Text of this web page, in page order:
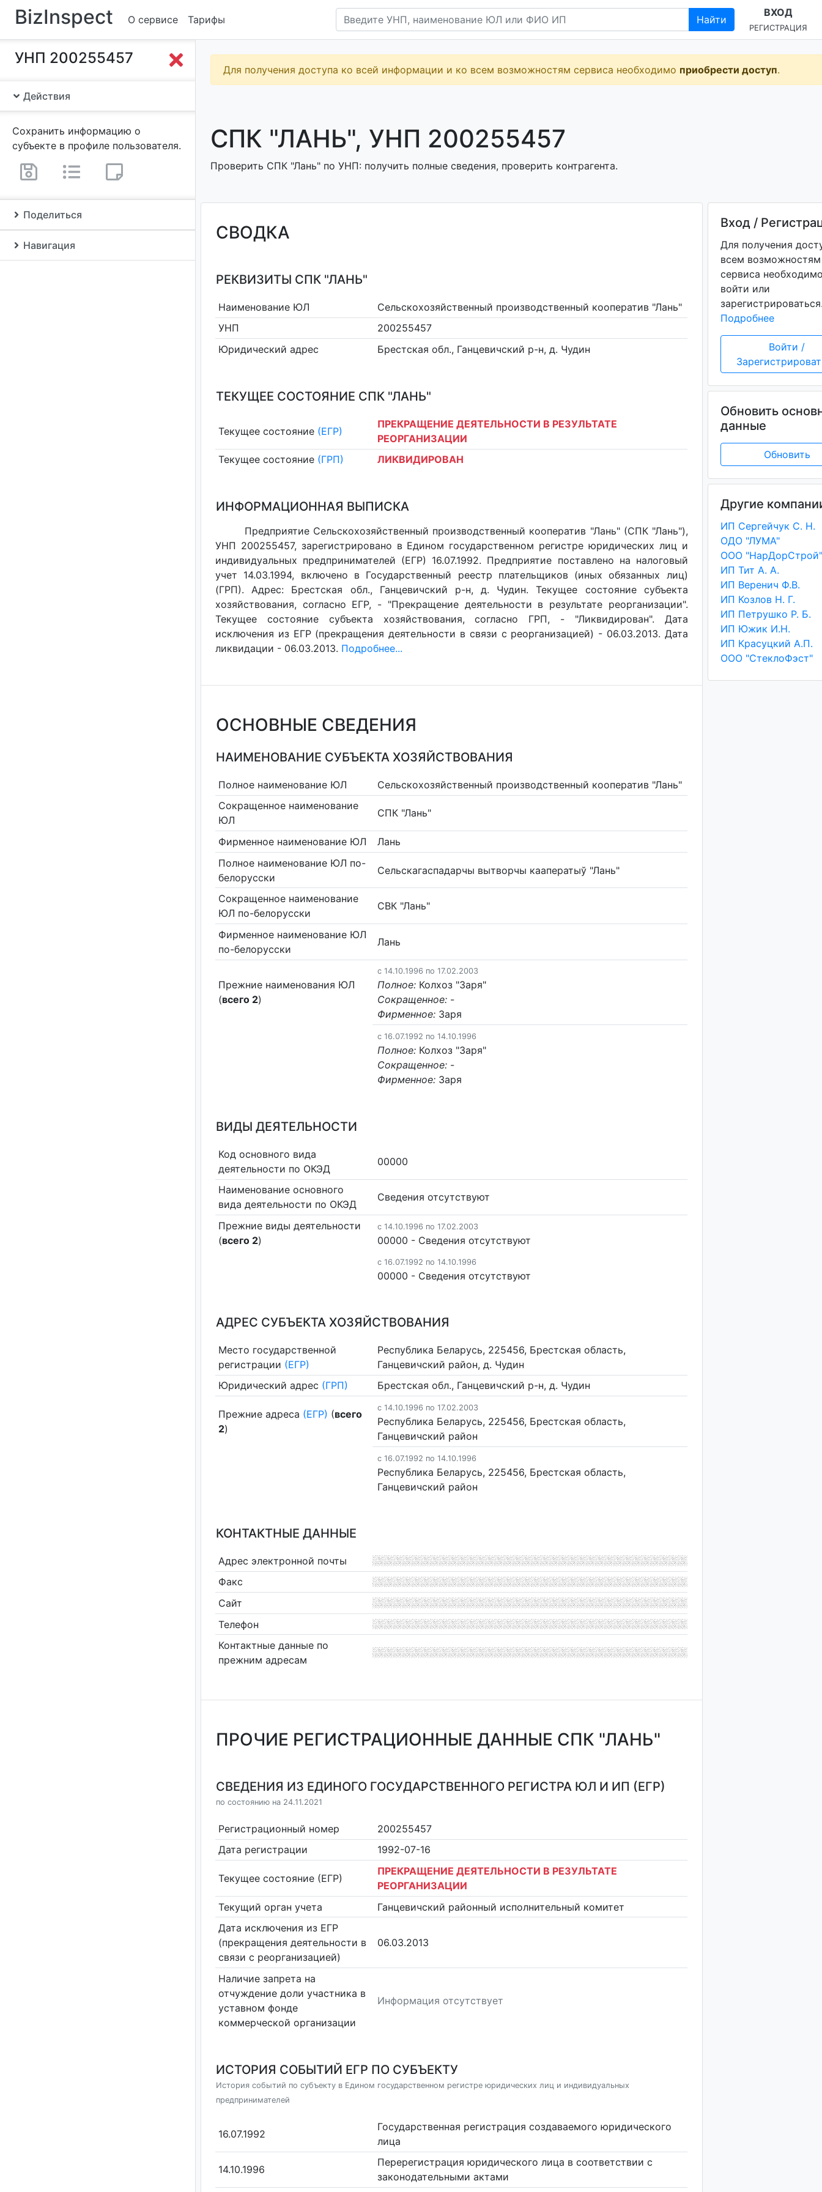
BizInspect О сервисе Тарифы Найти
ВХОД
РЕГИСТРАЦИЯ
УНП 200255457
Действия
Сохранить информацию о
субъекте в профиле пользователя.
Поделиться
Навигация
Для получения доступа ко всей информации и ко всем возможностям сервиса необходимо приобрести доступ.
СПК "ЛАНЬ", УНП 200255457
Проверить СПК "Лань" по УНП: получить полные сведения, проверить контрагента.
СВОДКА
РЕКВИЗИТЫ СПК "ЛАНЬ"
Наименование ЮЛ
Сельскохозяйственный производственный кооператив "Лань"
УНП
200255457
Юридический адрес
Брестская обл., Ганцевичский р-н, д. Чудин
ТЕКУЩЕЕ СОСТОЯНИЕ СПК "ЛАНЬ"
Текущее состояние (ЕГР)
ПРЕКРАЩЕНИЕ ДЕЯТЕЛЬНОСТИ В РЕЗУЛЬТАТЕ
РЕОРГАНИЗАЦИИ
Текущее состояние (ГРП) ЛИКВИДИРОВАН
ИНФОРМАЦИОННАЯ ВЫПИСКА
Предприятие Сельскохозяйственный производственный кооператив "Лань" (СПК "Лань"),
УНП 200255457, зарегистрировано в Едином государственном регистре юридических лиц и
индивидуальных предпринимателей (ЕГР) 16.07.1992. Предприятие поставлено на налоговый
учет 14.03.1994, включено в Государственный реестр плательщиков (иных обязанных лиц)
(ГРП). Адрес: Брестская обл., Ганцевичский р-н, д. Чудин. Текущее состояние субъекта
хозяйствования, согласно ЕГР, - "Прекращение деятельности в результате реорганизации".
Текущее состояние субъекта хозяйствования, согласно ГРП, - "Ликвидирован". Дата
исключения из ЕГР (прекращения деятельности в связи с реорганизацией) - 06.03.2013. Дата
ликвидации - 06.03.2013. Подробнее...
ОСНОВНЫЕ СВЕДЕНИЯ
НАИМЕНОВАНИЕ СУБЪЕКТА ХОЗЯЙСТВОВАНИЯ
Полное наименование ЮЛ
Сельскохозяйственный производственный кооператив "Лань"
Сокращенное наименование
ЮЛ
СПК "Лань"
Фирменное наименование ЮЛ
Лань
Полное наименование ЮЛ по-
белорусски
Сельскагаспадарчы вытворчы кааператыў "Лань"
Сокращенное наименование
ЮЛ по-белорусски
СВК "Лань"
Фирменное наименование ЮЛ
по-белорусски
Лань
Прежние наименования ЮЛ
(всего 2)
c 14.10.1996 по 17.02.2003
Полное: Колхоз "Заря"
Сокращенное: -
Фирменное: Заря
c 16.07.1992 по 14.10.1996
Полное: Колхоз "Заря"
Сокращенное: -
Фирменное: Заря
ВИДЫ ДЕЯТЕЛЬНОСТИ
Код основного вида
деятельности по ОКЭД
00000
Наименование основного
вида деятельности по ОКЭД
Cведения отсутствуют
Прежние виды деятельности
(всего 2)
c 14.10.1996 по 17.02.2003
00000 - Cведения отсутствуют
c 16.07.1992 по 14.10.1996
00000 - Cведения отсутствуют
АДРЕС СУБЪЕКТА ХОЗЯЙСТВОВАНИЯ
Место государственной
регистрации (ЕГР)
Республика Беларусь, 225456, Брестская область,
Ганцевичский район, д. Чудин
Юридический адрес (ГРП) Брестская обл., Ганцевичский р-н, д. Чудин
Прежние адреса (ЕГР) (всего
2)
c 14.10.1996 по 17.02.2003
Республика Беларусь, 225456, Брестская область,
Ганцевичский район
c 16.07.1992 по 14.10.1996
Республика Беларусь, 225456, Брестская область,
Ганцевичский район
КОНТАКТНЫЕ ДАННЫЕ
Адрес электронной почты
Факс
Сайт
Телефон
Контактные данные по
прежним адресам
ПРОЧИЕ РЕГИСТРАЦИОННЫЕ ДАННЫЕ СПК "ЛАНЬ"
СВЕДЕНИЯ ИЗ ЕДИНОГО ГОСУДАРСТВЕННОГО РЕГИСТРА ЮЛ И ИП (ЕГР)
по состоянию на 24.11.2021
Регистрационный номер
200255457
Дата регистрации
1992-07-16
Текущее состояние (ЕГР)
ПРЕКРАЩЕНИЕ ДЕЯТЕЛЬНОСТИ В РЕЗУЛЬТАТЕ
РЕОРГАНИЗАЦИИ
Текущий орган учета
Ганцевичский районный исполнительный комитет
Дата исключения из ЕГР
(прекращения деятельности в
связи с реорганизацией)
06.03.2013
Наличие запрета на
отчуждение доли участника в
уставном фонде
коммерческой организации
Информация отсутствует
ИСТОРИЯ СОБЫТИЙ ЕГР ПО СУБЪЕКТУ
История событий по субъекту в Едином государственном регистре юридических лиц и индивидуальных
предпринимателей
16.07.1992
Государственная регистрация создаваемого юридического
лица
14.10.1996
Перерегистрация юридического лица в соответствии с
законодательными актами
Вход /
Для получения
всем возможностям
сервиса
войти или
Подробнее
Войти /
Обновить
данные
Обновить
Другие
ИП Сергейчук С. Н.
ОДО "ЛУМА"
ООО "НарДорСтрой"
ИП Тит А. А.
ИП Веренич Ф.В.
ИП Козлов Н. Г.
ИП Петрушко Р. Б.
ИП Южик И.Н.
ИП Красуцкий А.П.
ООО "СтеклоФэст"